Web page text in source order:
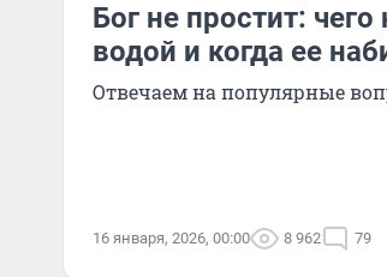
Бог не простит:
водой и когда ее
Отвечаем на популярные
16 января, 2026, 00:00 8 962 79